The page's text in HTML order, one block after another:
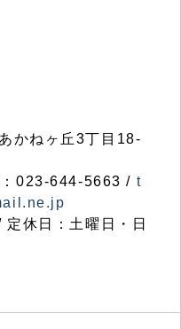
かねヶ丘3丁目18-
023-644-5663 / t
休日：土曜日・日